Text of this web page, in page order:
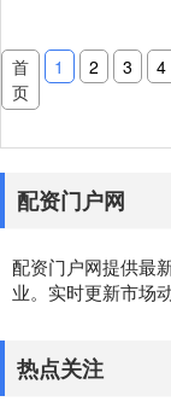
首
页
1 2 3 4
配资门户网
配资门户网提供最
业。实时更新市场
热点关注